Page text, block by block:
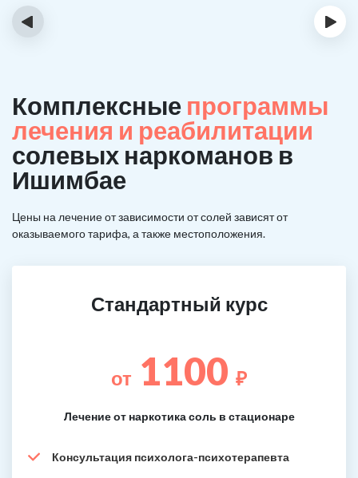
‹ ›
Комплексные программы
лечения и реабилитации
солевых наркоманов в
Ишимбае
Цены на лечение от зависимости от солей зависят от
оказываемого тарифа, а также местоположения.
Стандартный курс
от 1100 ₽
Лечение от наркотика соль в стационаре
Консультация психолога-психотерапевта